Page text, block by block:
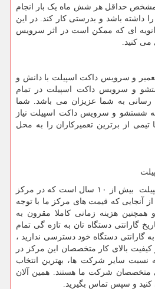
حداقل هر شش ماه یک بار انجام
داشته باشد و بدرستی کار کند. در این
ای که ممکن است در اثر سرویس
کنید.
و سرویس داکت اسپیلت با دانش و
و سرویس داکت اسپیلت در تمام
رسانی به شما عزیزان می باشد. شما
شستشو و سرویس داکت اسپیلت نیاز
تیمی از برترین تعمیرکاران را به محل
تعمیرات تخصصی داکت اسپیلت بیش از ۱۰ سال است که در مرکز
آنجایی که قیمت های مرکز ما با توجه
همچنین هزینه زمانی کاملا مقرون به
گارانتی دستگاه تان به تازه گی تمام
گارانتی دستگاه خود دسترسی ندارید ،
بالای کار متخصصان این مرکز در
نسبت سایر شرکت ها، بهترین انتخاب
شرکت ما هستند. همین آلان
و سپس تماس بگیرید.